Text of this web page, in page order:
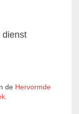
dienst
de Hervormde